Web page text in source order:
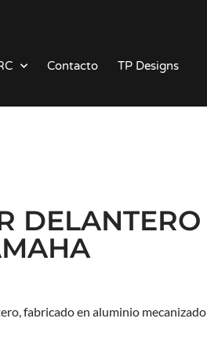
Contacto TP Designs
DELANTERO
fabricado en aluminio mecanizado